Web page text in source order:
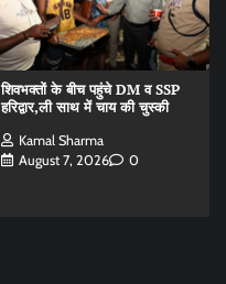
शिवभक्तों के बीच पहुंचे DM व SSP
हरिद्वार,ली साथ में चाय की चुस्की
Kamal Sharma
August 7, 2026
0